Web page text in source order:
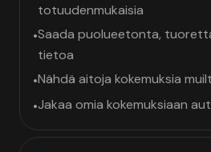
totuudenmukaisia
•Saada puolueetonta,
tietoa
•Nähdä aitoja kokemuksia
•Jakaa omia kokemuksiaan